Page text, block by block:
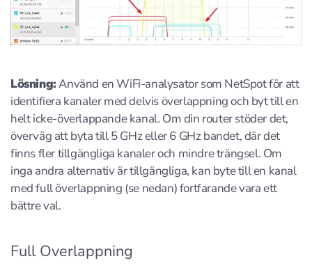
Lösning:Använd en WiFi-analysator som NetSpot för att
identifiera kanaler med delvis överlappning och byt till en
helt icke-överlappande kanal. Om din router stöder det,
överväg att byta till 5 GHz eller 6 GHz bandet, där det
finns fler tillgängliga kanaler och mindre trängsel. Om
inga andra alternativ är tillgängliga, kan byte till en kanal
med full överlappning (se nedan) fortfarande vara ett
bättre val.
Full Overlappning